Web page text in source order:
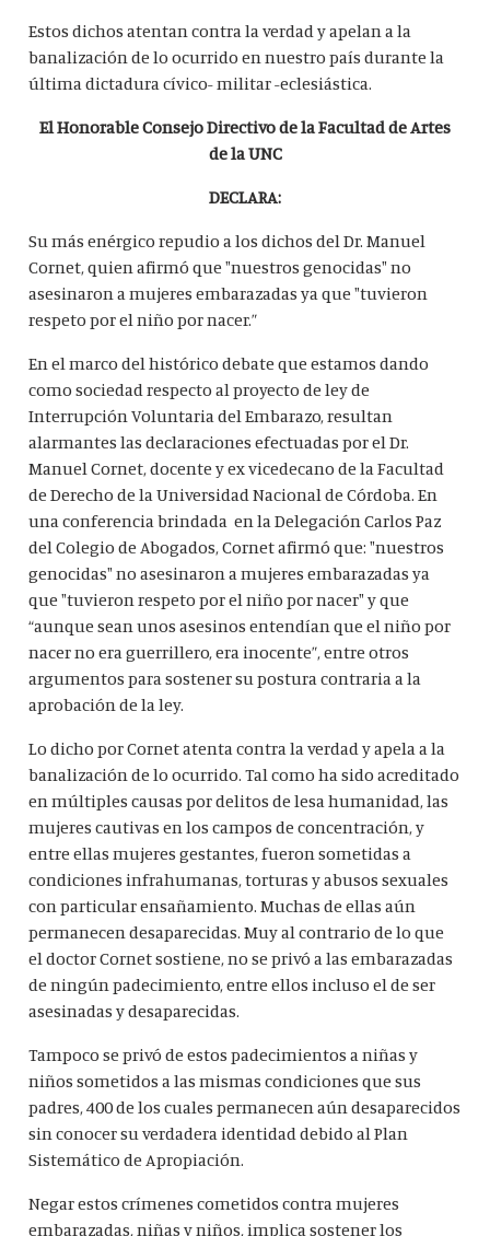
Estos dichos atentan contra la verdad y apelan a la
banalización de lo ocurrido en nuestro país durante la
última dictadura cívico- militar -eclesiástica.
El Honorable Consejo Directivo de la Facultad de Artes
de la UNC
DECLARA:
Su más enérgico repudio a los dichos del Dr. Manuel
Cornet, quien afirmó que "nuestros genocidas" no
asesinaron a mujeres embarazadas ya que "tuvieron
respeto por el niño por nacer.”
En el marco del histórico debate que estamos dando
como sociedad respecto al proyecto de ley de
Interrupción Voluntaria del Embarazo, resultan
alarmantes las declaraciones efectuadas por el Dr.
Manuel Cornet, docente y ex vicedecano de la Facultad
de Derecho de la Universidad Nacional de Córdoba. En
una conferencia brindada en la Delegación Carlos Paz
del Colegio de Abogados, Cornet afirmó que: "nuestros
genocidas" no asesinaron a mujeres embarazadas ya
que "tuvieron respeto por el niño por nacer" y que
“aunque sean unos asesinos entendían que el niño por
nacer no era guerrillero, era inocente”, entre otros
argumentos para sostener su postura contraria a la
aprobación de la ley.
Lo dicho por Cornet atenta contra la verdad y apela a la
banalización de lo ocurrido. Tal como ha sido acreditado
en múltiples causas por delitos de lesa humanidad, las
mujeres cautivas en los campos de concentración, y
entre ellas mujeres gestantes, fueron sometidas a
condiciones infrahumanas, torturas y abusos sexuales
con particular ensañamiento. Muchas de ellas aún
permanecen desaparecidas. Muy al contrario de lo que
el doctor Cornet sostiene, no se privó a las embarazadas
de ningún padecimiento, entre ellos incluso el de ser
asesinadas y desaparecidas.
Tampoco se privó de estos padecimientos a niñas y
niños sometidos a las mismas condiciones que sus
padres, 400 de los cuales permanecen aún desaparecidos
sin conocer su verdadera identidad debido al Plan
Sistemático de Apropiación.
Negar estos crímenes cometidos contra mujeres
embarazadas, niñas y niños, implica sostener los